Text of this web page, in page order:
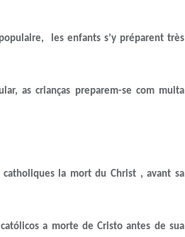
les enfants s’y préparent très
crianças preparem-se com muita
la mort du Christ , avant sa
a morte de Cristo antes de sua